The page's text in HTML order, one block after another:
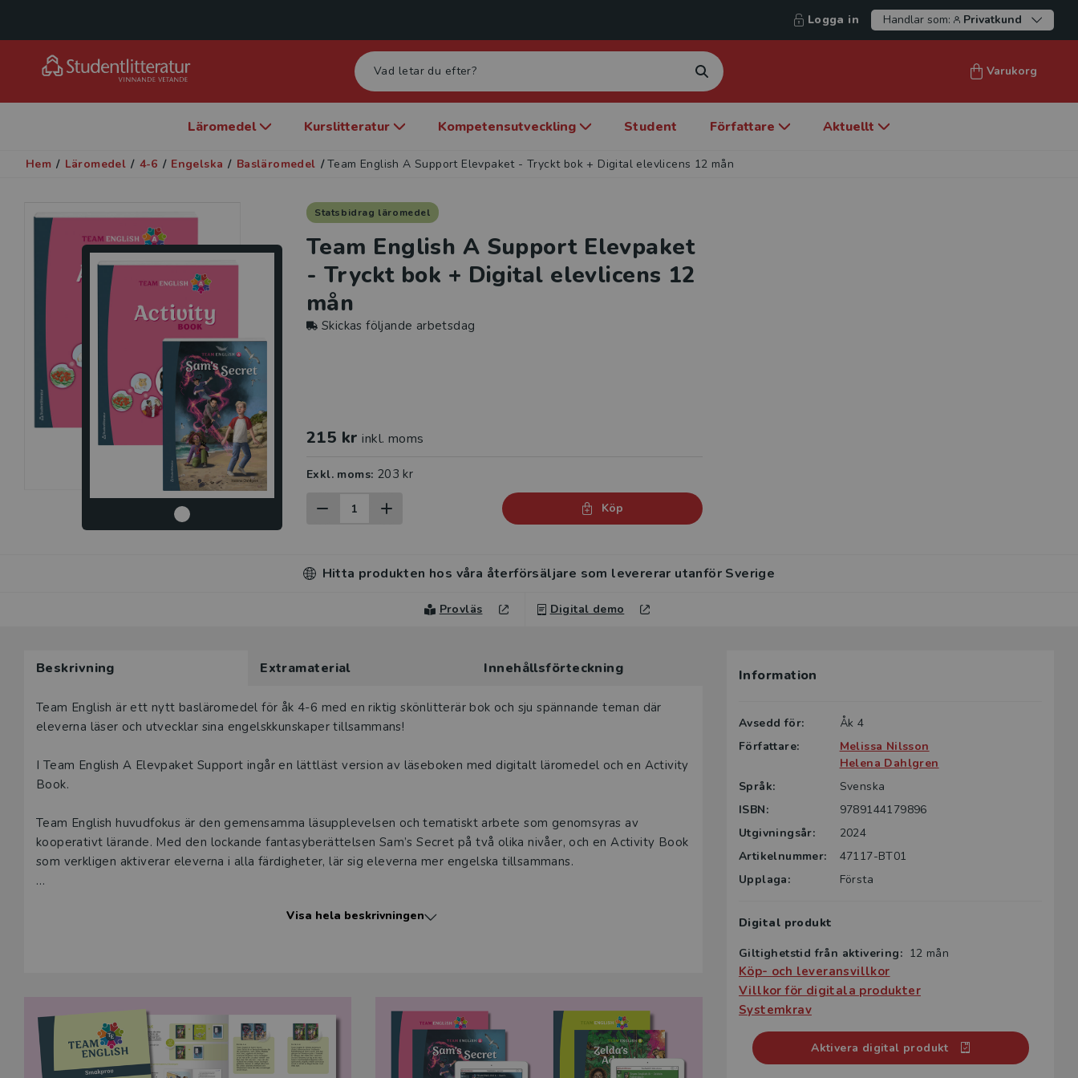
Logga in Handlar som: Privatkund
Varukorg
Läromedel Kurslitteratur Kompetensutveckling Student Författare Aktuellt
Hem / Läromedel / 4-6 / Engelska / Basläromedel / Team English A Support Elevpaket - Tryckt bok + Digital elevlicens 12 mån
Statsbidrag läromedel
Team English A Support Elevpaket
- Tryckt bok + Digital elevlicens 12
mån
Skickas följande arbetsdag
215 kr inkl. moms
Exkl. moms: 203 kr
Köp
Hitta produkten hos våra återförsäljare som levererar utanför Sverige
Provläs Digital demo
Beskrivning Extramaterial Innehållsförteckning
Beskrivning
Team English är ett nytt basläromedel för åk 4-6 med en riktig skönlitterär bok och sju spännande teman där
eleverna läser och utvecklar sina engelskkunskaper tillsammans!
I Team English A Elevpaket Support ingår en lättläst version av läseboken med digitalt läromedel och en Activity
Book.
Team English huvudfokus är den gemensamma läsupplevelsen och tematiskt arbete som genomsyras av
kooperativt lärande. Med den lockande fantasyberättelsen Sam’s Secret på två olika nivåer, och en Activity Book
som verkligen aktiverar eleverna i alla färdigheter, lär sig eleverna mer engelska tillsammans.
Sam’s Secret Support är en fantasyberättelse där de fyra barnen, Sam, Zelda, Matilda och Liam, upplever ett
de känna ett sug efter att läsa vidare. Sam’s Secret Support är en tryckt bok med många tecknade illustrationer
och ett urval av översatta glosor som båda samverkar för att underlätta förståelsen. Berättelsen är indelad i 7
units med totalt 21 kapitel. Varje unit avslutas med ett hörförståelsekapitel med en uppslagsbild där eleverna
får spetsa öronen för att lyssna på upplösningen i handlingen och veta hur det går för barnen.
Visa hela beskrivningen
Information
Avsedd för:
Åk 4
Författare:
Melissa Nilsson
Helena Dahlgren
Språk:
Svenska
ISBN:
9789144179896
Utgivningsår:
2024
Artikelnummer:
47117-BT01
Upplaga:
Första
Digital produkt
Giltighetstid från aktivering: 12 mån
Köp- och leveransvillkor
Villkor för digitala produkter
Systemkrav
Aktivera digital produkt